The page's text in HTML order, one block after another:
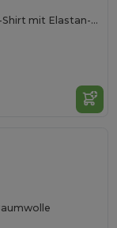
Komfortabler Kurzarm-T-Shirt mit Elastan-Kragen